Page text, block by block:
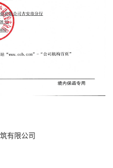
有限公司